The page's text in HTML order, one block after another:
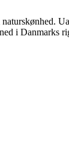
i Danmarks